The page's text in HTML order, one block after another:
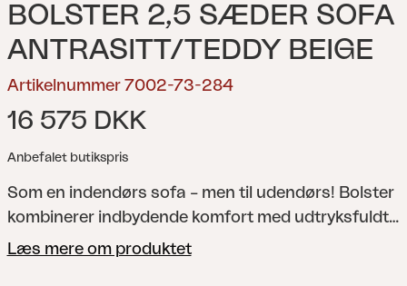
BOLSTER 2,5 SÆDER SOFA
ANTRASITT/TEDDY BEIGE
Artikelnummer 7002-73-284
16 575 DKK
Anbefalet butikspris
Som en indendørs sofa – men til udendørs! Bolster
kombinerer indbydende komfort med udtryksfuldt
design. De fuldpolstrede former, generøse hynder
Læs mere om produktet